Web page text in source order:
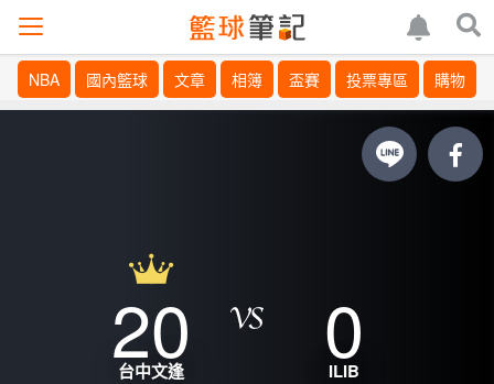
NBA 國內籃球 文章 相簿 盃賽 投票專區 購物
20
台中文逢 0
ILIB